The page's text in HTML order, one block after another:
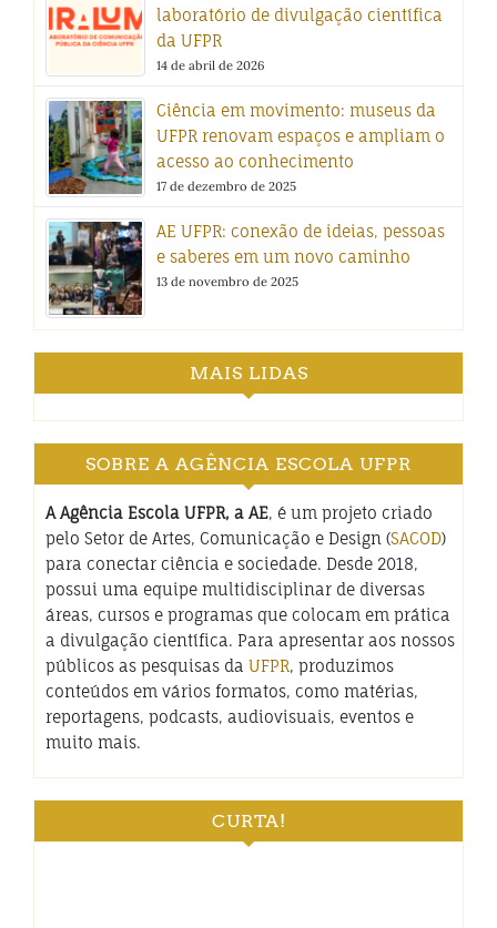
laboratório de divulgação científica
da UFPR
14 de abril de 2026
Ciência em movimento: museus da
UFPR renovam espaços e ampliam o
acesso ao conhecimento
17 de dezembro de 2025
AE UFPR: conexão de ideias, pessoas
e saberes em um novo caminho
13 de novembro de 2025
MAIS LIDAS
SOBRE A AGÊNCIA ESCOLA UFPR
A Agência Escola UFPR, a AE, é um projeto criado
pelo Setor de Artes, Comunicação e Design (SACOD)
para conectar ciência e sociedade. Desde 2018,
possui uma equipe multidisciplinar de diversas
áreas, cursos e programas que colocam em prática
a divulgação científica. Para apresentar aos nossos
públicos as pesquisas da UFPR, produzimos
conteúdos em vários formatos, como matérias,
reportagens, podcasts, audiovisuais, eventos e
muito mais.
CURTA!